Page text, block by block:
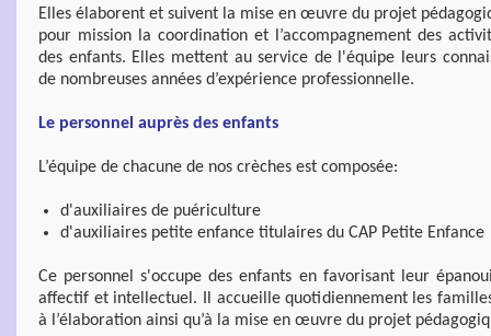
Elles élaborent et suivent la mise en œuvre du projet
pour mission la coordination et l’accompagnement des
des enfants. Elles mettent au service de l'équipe leurs
de nombreuses années d’expérience professionnelle.
Le personnel auprès des enfants
L’équipe de chacune de nos crèches est composée:
d'auxiliaires de puériculture
d'auxiliaires petite enfance titulaires du CAP Petite Enfance
Ce personnel s'occupe des enfants en favorisant leur
affectif et intellectuel. Il accueille quotidiennement les
à l’élaboration ainsi qu’à la mise en œuvre du projet